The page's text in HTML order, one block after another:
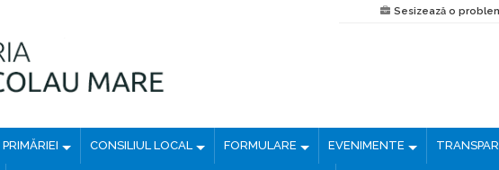
Sesizează o
t
CONSILIUL LOCAL FORMULARE EVENIMENTE